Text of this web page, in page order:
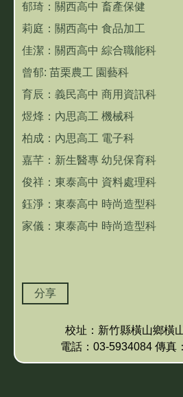
郁琦：關西高中 畜產保健
莉庭：關西高中 食品加工
佳潔：關西高中 綜合職能科
曾郁: 苗栗農工 園藝科
育辰：義民高中 商用資訊科
煜烽：內思高工 機械科
柏成：內思高工 電子科
嘉芊：新生醫專 幼兒保育科
俊祥：東泰高中 資料處理科
鈺淨：東泰高中 時尚造型科
家儀：東泰高中 時尚造型科
分享
校址：新竹縣橫山鄉橫
電話：03-5934084 傳真